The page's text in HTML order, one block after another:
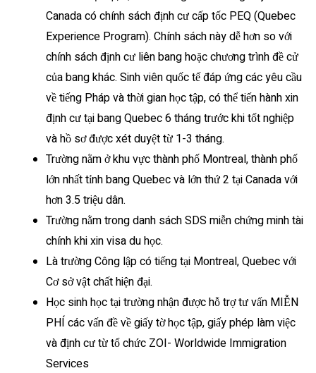
Canada có chính sách định cư cấp tốc PEQ (Quebec
Experience Program). Chính sách này dễ hơn so với
chính sách định cư liên bang hoặc chương trình đề cử
của bang khác. Sinh viên quốc tế đáp ứng các yêu cầu
về tiếng Pháp và thời gian học tập, có thể tiến hành xin
định cư tại bang Quebec 6 tháng trước khi tốt nghiệp
và hồ sơ được xét duyệt từ 1-3 tháng.
Trường nằm ở khu vực thành phố Montreal, thành phố
lớn nhất tỉnh bang Quebec và lớn thứ 2 tại Canada với
hơn 3.5 triệu dân.
Trường nằm trong danh sách SDS miễn chứng minh tài
chính khi xin visa du học.
Là trường Công lập có tiếng tại Montreal, Quebec với
Cơ sở vật chất hiện đại.
Học sinh học tại trường nhận được hỗ trợ tư vấn MIỄN
PHÍ các vấn đề về giấy tờ học tập, giấy phép làm việc
và định cư từ tổ chức ZOI- Worldwide Immigration
Services